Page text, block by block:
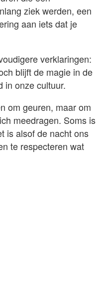
ziek werden, een
aan iets dat je
verklaringen:
blijft de magie in de
in onze cultuur.
om geuren, maar om
meedragen. Soms is
is alsof de nacht ons
te respecteren wat